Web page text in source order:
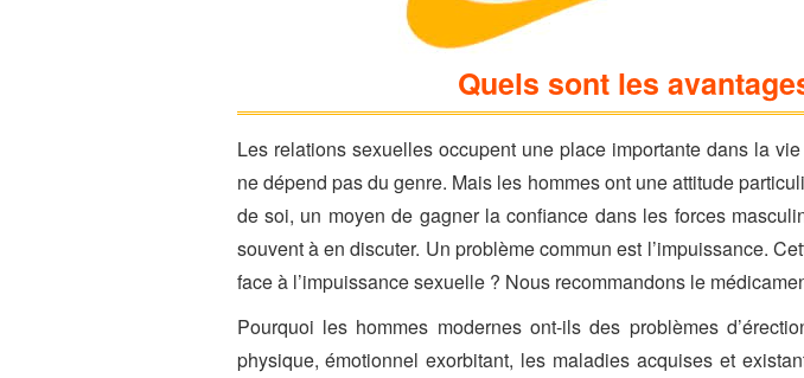
Quels sont les
Les relations sexuelles occupent une place importante dans la
ne dépend pas du genre. Mais les hommes ont une attitude
de soi, un moyen de gagner la confiance dans les forces
souvent à en discuter. Un problème commun est l’impuissance.
face à l’impuissance sexuelle ? Nous recommandons le
Pourquoi les hommes modernes ont-ils des problèmes
physique, émotionnel exorbitant, les maladies acquises et